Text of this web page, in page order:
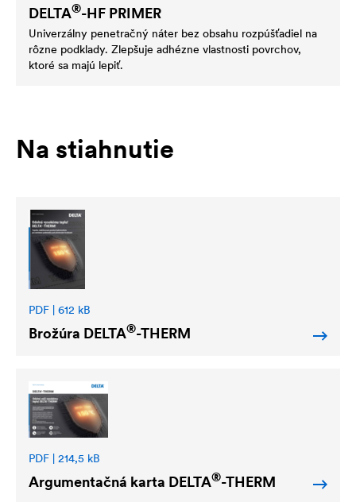
DELTA®-HF PRIMER
Univerzálny penetračný náter bez obsahu rozpúšťadiel na
rôzne podklady. Zlepšuje adhézne vlastnosti povrchov,
ktoré sa majú lepiť.
Na stiahnutie
PDF | 612 kB
Brožúra DELTA®-THERM
PDF | 214,5 kB
Argumentačná karta DELTA®-THERM